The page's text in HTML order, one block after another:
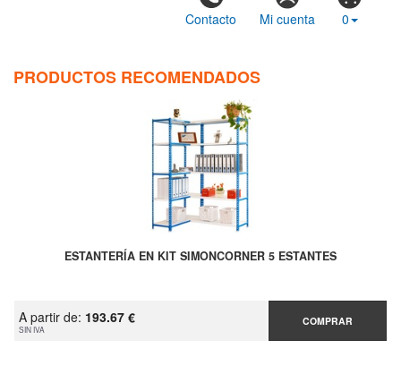
Contacto Mi cuenta 0
PRODUCTOS RECOMENDADOS
ESTANTERÍA EN KIT SIMONCORNER 5 ESTANTES
A partir de: 193.67 €
SIN IVA
COMPRAR